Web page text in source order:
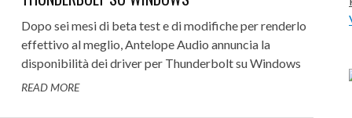
Dopo sei mesi di beta test e di modifiche per renderlo
effettivo al meglio, Antelope Audio annuncia la
disponibilità dei driver per Thunderbolt su Windows
READ MORE